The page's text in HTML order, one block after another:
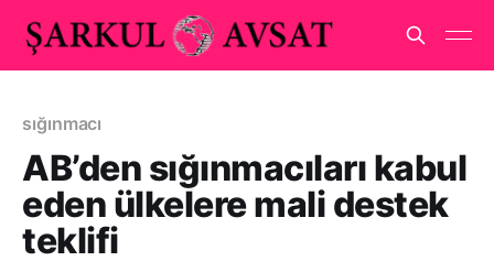
sığınmacı
AB’den sığınmacıları kabul
eden ülkelere mali destek
teklifi